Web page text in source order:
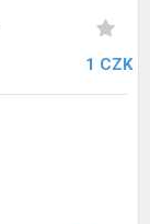
1 CZK